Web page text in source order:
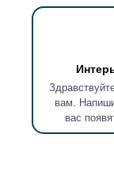
вам.
вас